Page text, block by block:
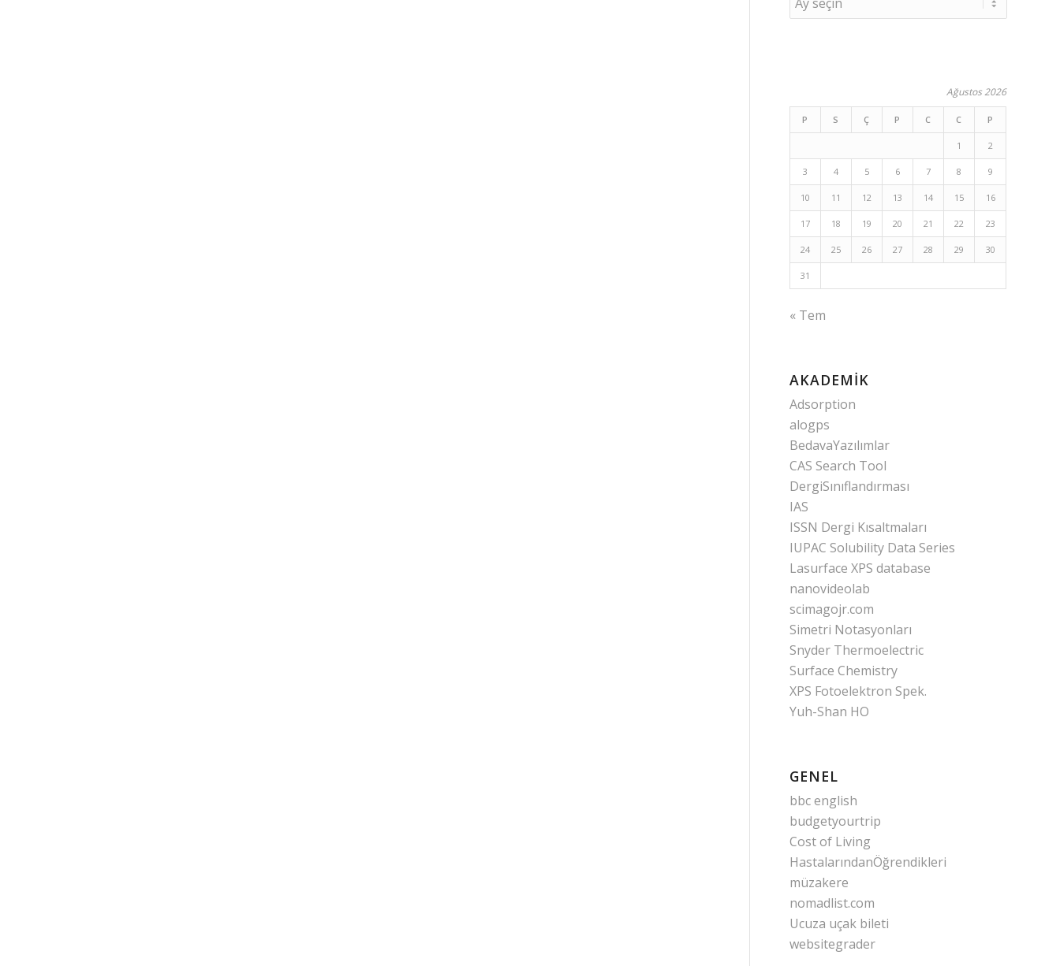
Ağustos 2026
P S Ç P C C P
1 2
3 4 5 6 7 8 9
10 11 12 13 14 15 16
17 18 19 20 21 22 23
24 25 26 27 28 29 30
31
« Tem
AKADEMIK
Adsorption
alogps
BedavaYazılımlar
CAS Search Tool
DergiSınıflandırması
IAS
ISSN Dergi Kısaltmaları
IUPAC Solubility Data Series
Lasurface XPS database
nanovideolab
scimagojr.com
Simetri Notasyonları
Snyder Thermoelectric
Surface Chemistry
XPS Fotoelektron Spek.
Yuh-Shan HO
GENEL
bbc english
budgetyourtrip
Cost of Living
HastalarındanÖğrendikleri
müzakere
nomadlist.com
Ucuza uçak bileti
websitegrader